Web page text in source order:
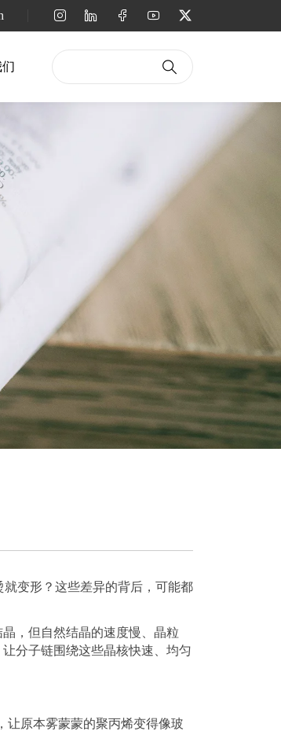
变形？这些差异的背后，可能都
，但自然结晶的速度慢、晶粒
分子链围绕这些晶核快速、均匀
让原本雾蒙蒙的聚丙烯变得像玻